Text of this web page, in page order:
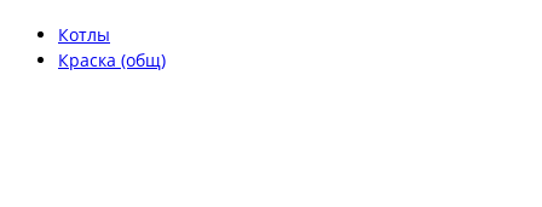
Котлы
Краска (общ)